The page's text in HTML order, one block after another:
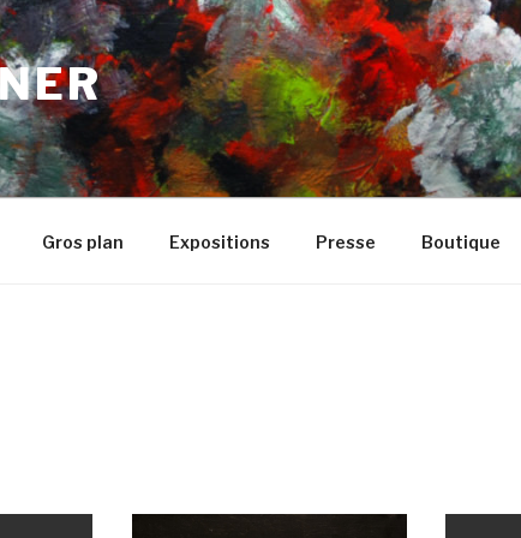
Gros plan Expositions Presse Boutique